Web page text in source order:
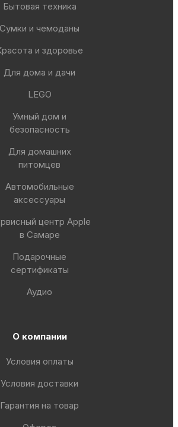
Бытовая техника
Сумки и чемоданы
и здоровье
Для дома и дачи
LEGO
Умный дом и
безопасность
Для домашних
питомцев
Автомобильные
аксессуары
центр Apple
в Самаре
Подарочные
сертификаты
Аудио
О компании
Условия оплаты
Условия доставки
Гарантия на товар